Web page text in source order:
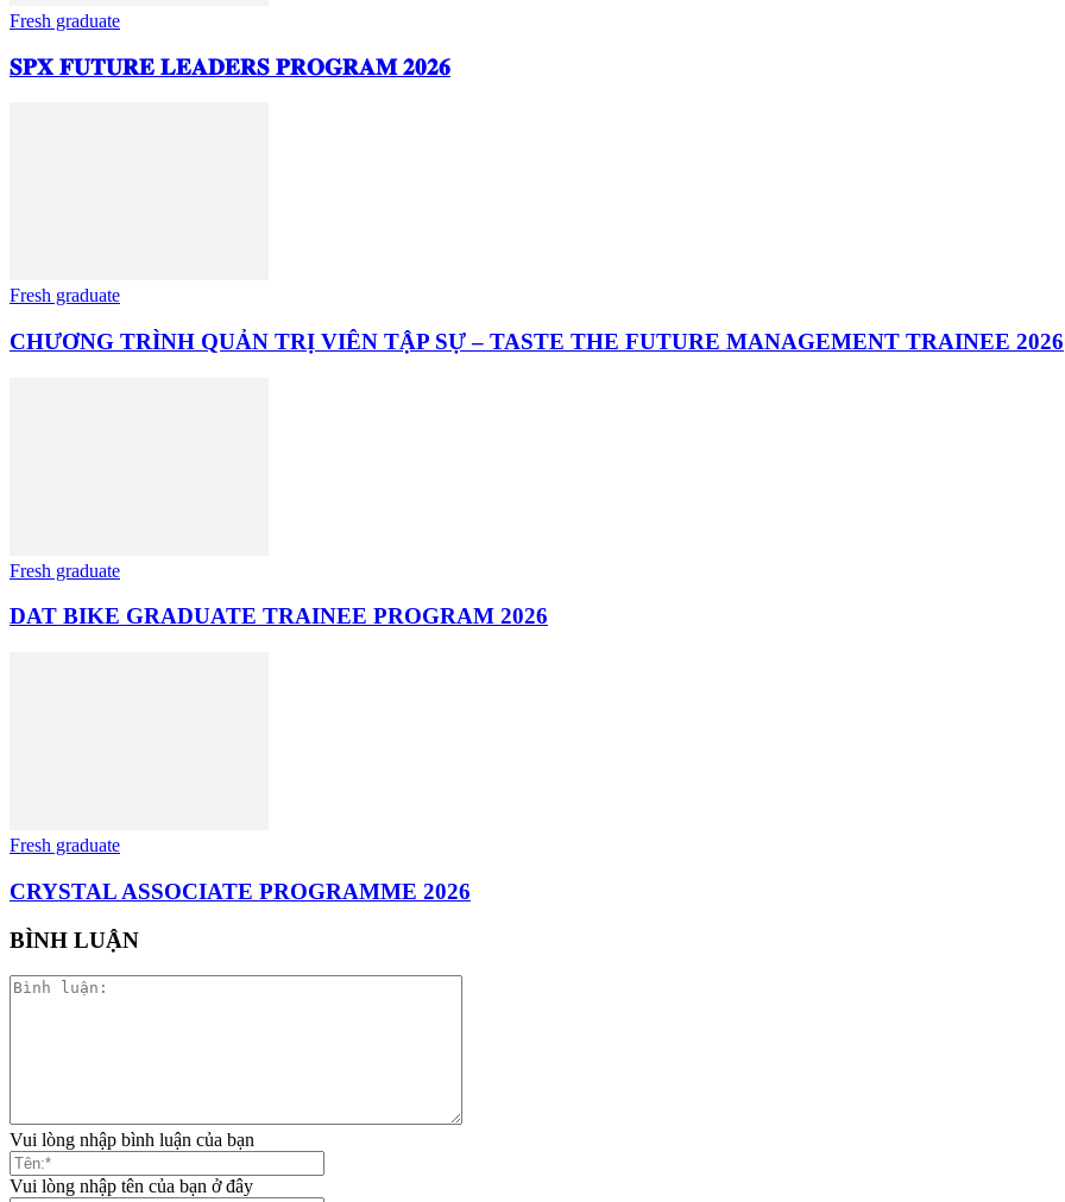
Fresh graduate
𝐒𝐏𝐗 𝐅𝐔𝐓𝐔𝐑𝐄 𝐋𝐄𝐀𝐃𝐄𝐑𝐒 𝐏𝐑𝐎𝐆𝐑𝐀𝐌 𝟐𝟎𝟐𝟔
Fresh graduate
CHƯƠNG TRÌNH QUẢN TRỊ VIÊN TẬP SỰ – TASTE THE FUTURE MANAGEMENT TRAINEE 2026
Fresh graduate
DAT BIKE GRADUATE TRAINEE PROGRAM 2026
Fresh graduate
CRYSTAL ASSOCIATE PROGRAMME 2026
BÌNH LUẬN
Vui lòng nhập bình luận của bạn
Vui lòng nhập tên của bạn ở đây